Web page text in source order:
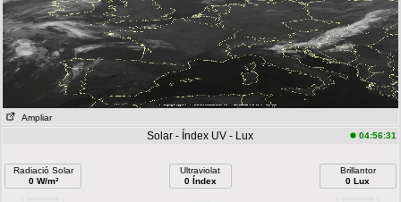
Ampliar
Solar - Índex UV - Lux 04:56:31
Radiació Solar
0 W/m²
Ultraviolat
0 Índex
Brillantor
0 Lux